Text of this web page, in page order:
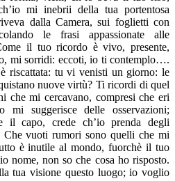
mi inebrii della tua portentosa
dalla Camera, sui foglietti con
le frasi appassionate alle
il tuo ricordo è vivo, presente,
mi sorridi: eccoti, io ti contemplo….
riscattata: tu vi venisti un giorno: le
nuove virtù? Ti ricordi di quel
che mi cercavano, compresi che eri
suggerisce delle osservazioni;
il capo, crede ch’io prenda degli
vuoti rumori sono quelli che mi
è inutile al mondo, fuorchè il tuo
nome, non so che cosa ho risposto.
tua visione questo luogo; io voglio